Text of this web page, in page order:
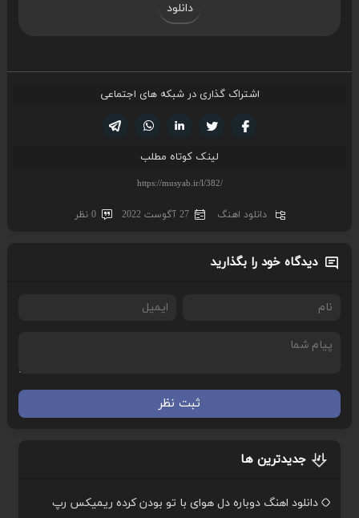
دانلود
اشتراک گذاری در شبکه های اجتماعی
لینکدین تویتر
فیسوک
لینک کوتاه مطلب
دانلود اهنگ 27 آگوست 2022 0 نظر
دیدگاه خود را بگذارید
ثبت نظر
جدیدترین ها
دانلود اهنگ دوباره دل هوای با تو بودن کرده ریمیکس رپ